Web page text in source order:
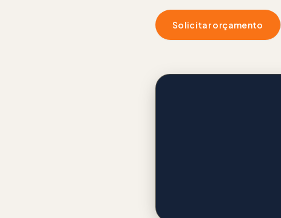
Solicitar orçamento